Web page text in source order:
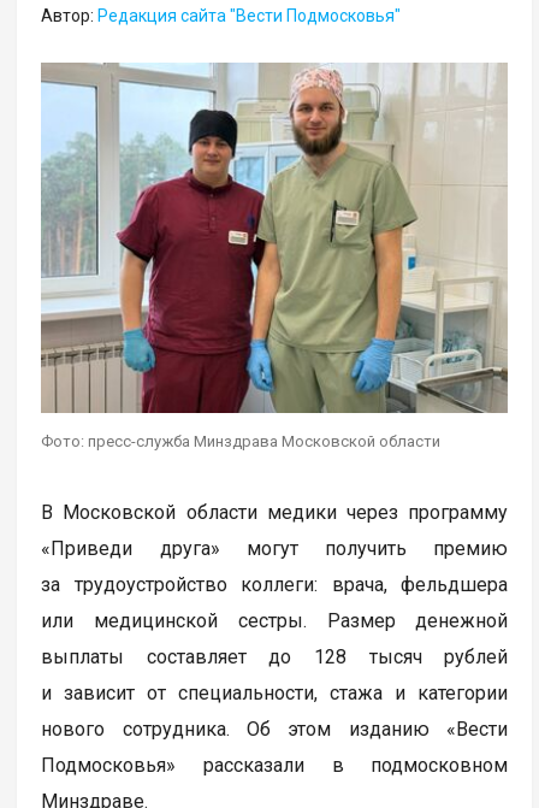
Автор: Редакция сайта "Вести Подмосковья"
Фото: пресс-служба Минздрава Московской области
В Московской области медики через программу
«Приведи друга» могут получить премию
за трудоустройство коллеги: врача, фельдшера
или медицинской сестры. Размер денежной
выплаты составляет до 128 тысяч рублей
и зависит от специальности, стажа и категории
нового сотрудника. Об этом изданию «Вести
Подмосковья» рассказали в подмосковном
Минздраве.